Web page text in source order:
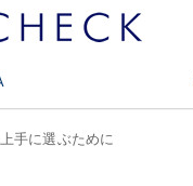
手に選ぶために